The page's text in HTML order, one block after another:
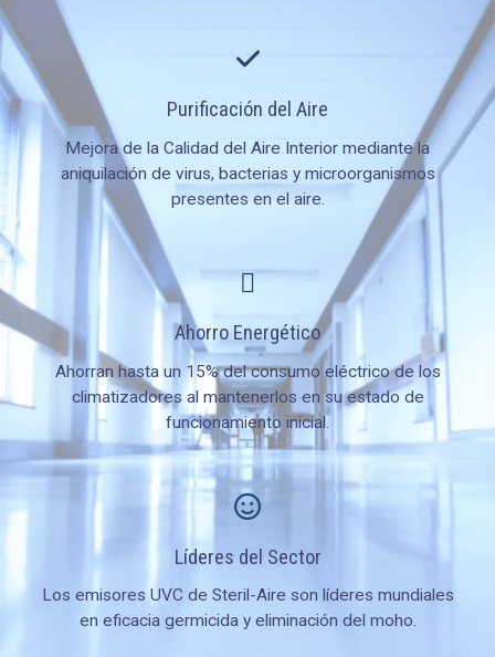
Purificación del Aire
Mejora de la Calidad del Aire Interior mediante la
aniquilación de virus, bacterias y microorganismos
presentes en el aire.
Ahorro Energético
Ahorran hasta un 15% del consumo eléctrico de los
climatizadores al mantenerlos en su estado de
funcionamiento inicial.
Líderes del Sector
Los emisores UVC de Steril-Aire son líderes mundiales
en eficacia germicida y eliminación del moho.